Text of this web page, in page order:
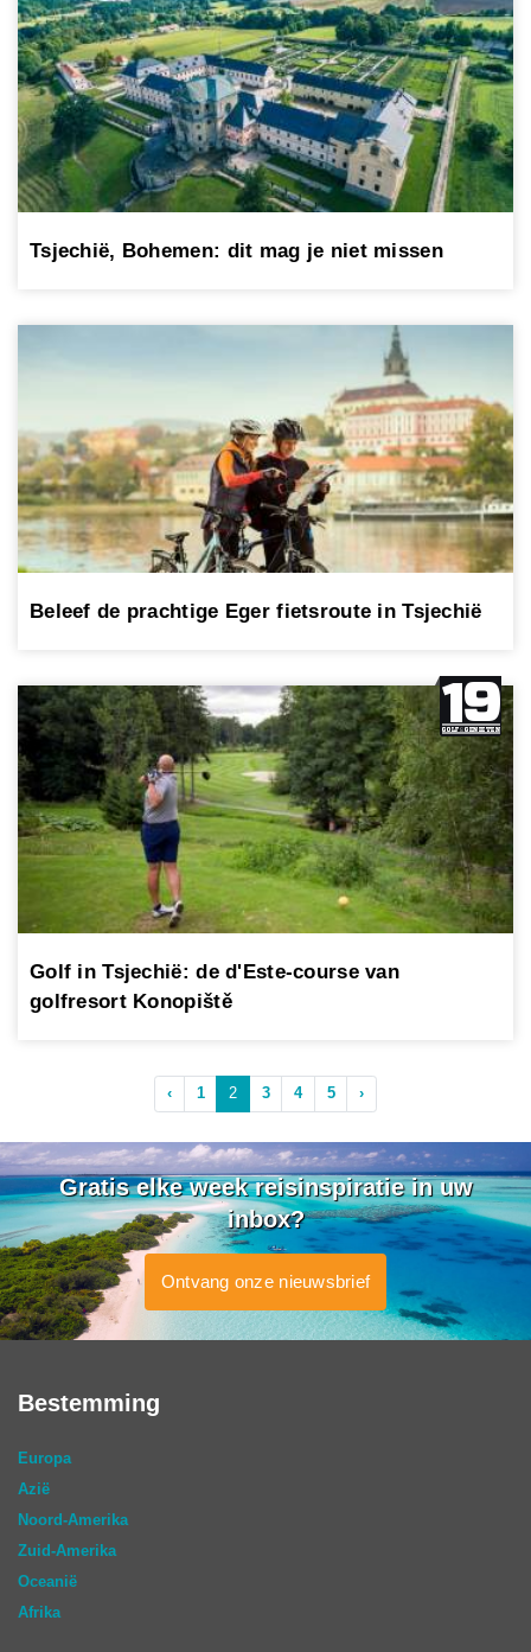
Tsjechië, Bohemen: dit mag je niet missen
Beleef de prachtige Eger fietsroute in Tsjechië
Golf in Tsjechië: de d'Este-course van
golfresort Konopiště
‹ 1 2 3 4 5 ›
Gratis elke week reisinspiratie in uw
inbox?
Ontvang onze nieuwsbrief
Bestemming
Europa
Azië
Noord-Amerika
Zuid-Amerika
Oceanië
Afrika